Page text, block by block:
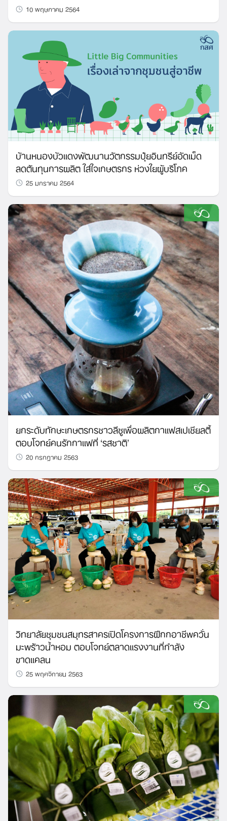
Search
for:
10 พฤษภาคม 2564
บ้านหนองบัวแดงพัฒนานวัตกรรมปุ๋ยอินทรีย์อัดเม็ด
ลดต้นทุนการผลิต ใส่ใจเกษตรกร ห่วงใยผู้บริโภค
25 มกราคม 2564
ยกระดับทักษะเกษตรกรชาวลีซูเพื่อผลิตกาแฟสเปเชียลตี้
ตอบโจทย์คนรักกาแฟที่ ‘รสชาติ’
20 กรกฎาคม 2563
วิทยาลัยชุมชนสมุทรสาครเปิดโครงการฝึกกอาชีพควั่น
มะพร้าวน้ำหอม ตอบโจทย์ตลาดแรงงานที่กำลัง
ขาดแคลน
25 พฤศจิกายน 2563